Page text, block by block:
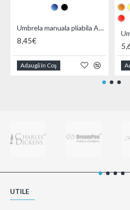
Umbrela manuala pliabila Aedon
8,45€
Adaugă în Coş
UTILE